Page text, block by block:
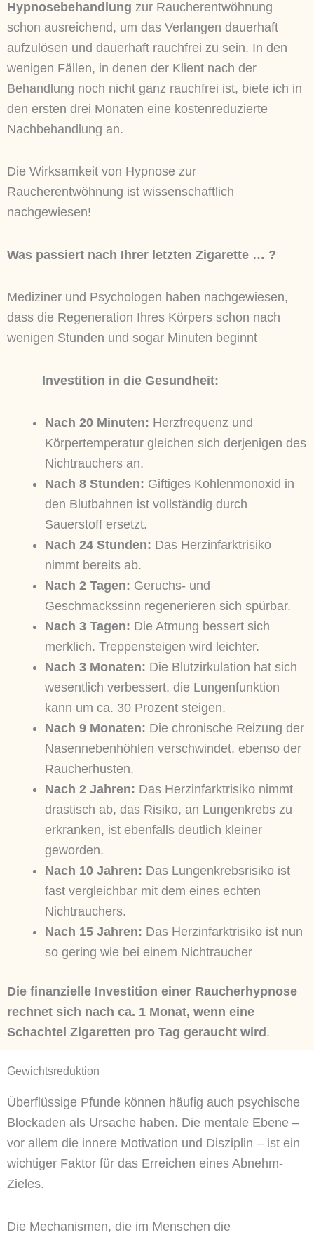
Hypnosebehandlung zur Raucherentwöhnung
schon ausreichend, um das Verlangen dauerhaft
aufzulösen und dauerhaft rauchfrei zu sein. In den
wenigen Fällen, in denen der Klient nach der
Behandlung noch nicht ganz rauchfrei ist, biete ich in
den ersten drei Monaten eine kostenreduzierte
Nachbehandlung an.
Die Wirksamkeit von Hypnose zur
Raucherentwöhnung ist wissenschaftlich
nachgewiesen!
Was passiert nach Ihrer letzten Zigarette … ?
Mediziner und Psychologen haben nachgewiesen,
dass die Regeneration Ihres Körpers schon nach
wenigen Stunden und sogar Minuten beginnt
Investition in die Gesundheit:
Nach 20 Minuten: Herzfrequenz und
Körpertemperatur gleichen sich derjenigen des
Nichtrauchers an.
Nach 8 Stunden: Giftiges Kohlenmonoxid in
den Blutbahnen ist vollständig durch
Sauerstoff ersetzt.
Nach 24 Stunden: Das Herzinfarktrisiko
nimmt bereits ab.
Nach 2 Tagen: Geruchs- und
Geschmackssinn regenerieren sich spürbar.
Nach 3 Tagen: Die Atmung bessert sich
merklich. Treppensteigen wird leichter.
Nach 3 Monaten: Die Blutzirkulation hat sich
wesentlich verbessert, die Lungenfunktion
kann um ca. 30 Prozent steigen.
Nach 9 Monaten: Die chronische Reizung der
Nasennebenhöhlen verschwindet, ebenso der
Raucherhusten.
Nach 2 Jahren: Das Herzinfarktrisiko nimmt
drastisch ab, das Risiko, an Lungenkrebs zu
erkranken, ist ebenfalls deutlich kleiner
geworden.
Nach 10 Jahren: Das Lungenkrebsrisiko ist
fast vergleichbar mit dem eines echten
Nichtrauchers.
Nach 15 Jahren: Das Herzinfarktrisiko ist nun
so gering wie bei einem Nichtraucher
Die finanzielle Investition einer Raucherhypnose
rechnet sich nach ca. 1 Monat, wenn eine
Schachtel Zigaretten pro Tag geraucht wird .
Gewichtsreduktion
Überflüssige Pfunde können häufig auch psychische
Blockaden als Ursache haben. Die mentale Ebene –
vor allem die innere Motivation und Disziplin – ist ein
wichtiger Faktor für das Erreichen eines Abnehm-
Zieles.
Die Mechanismen, die im Menschen die